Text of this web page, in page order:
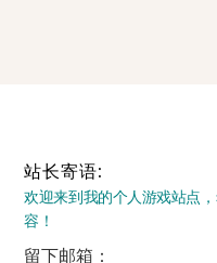
站长寄语:
欢迎来到我的个人游戏站点
容！
留下邮箱：